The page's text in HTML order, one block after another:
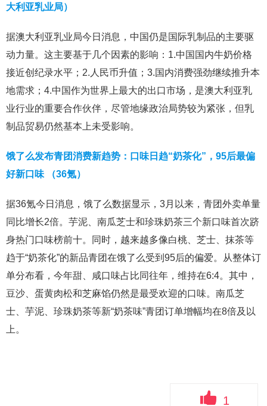
大利亚乳业局）
据澳大利亚乳业局今日消息，中国仍是国际乳制品的主要驱
动力量。这主要基于几个因素的影响：1.中国国内牛奶价格
接近创纪录水平；2.人民币升值；3.国内消费强劲继续推升本
地需求；4.中国作为世界上最大的出口市场，是澳大利亚乳
业行业的重要合作伙伴，尽管地缘政治局势较为紧张，但乳
制品贸易仍然基本上未受影响。
饿了么发布青团消费新趋势：口味日趋“奶茶化”，95后最偏
好新口味 （36氪）
据36氪今日消息，饿了么数据显示，3月以来，青团外卖单量
同比增长2倍。芋泥、南瓜芝士和珍珠奶茶三个新口味首次跻
身热门口味榜前十。同时，越来越多像白桃、芝士、抹茶等
趋于“奶茶化”的新品青团在饿了么受到95后的偏爱。从整体订
单分布看，今年甜、咸口味占比同往年，维持在6:4。其中，
豆沙、蛋黄肉松和芝麻馅仍然是最受欢迎的口味。南瓜芝
士、芋泥、珍珠奶茶等新“奶茶味”青团订单增幅均在8倍及以
上。
1